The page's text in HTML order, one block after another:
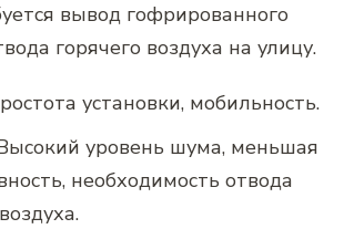
вывод гофрированного
горячего воздуха на улицу.
установки, мобильность.
уровень шума, меньшая
необходимость отвода